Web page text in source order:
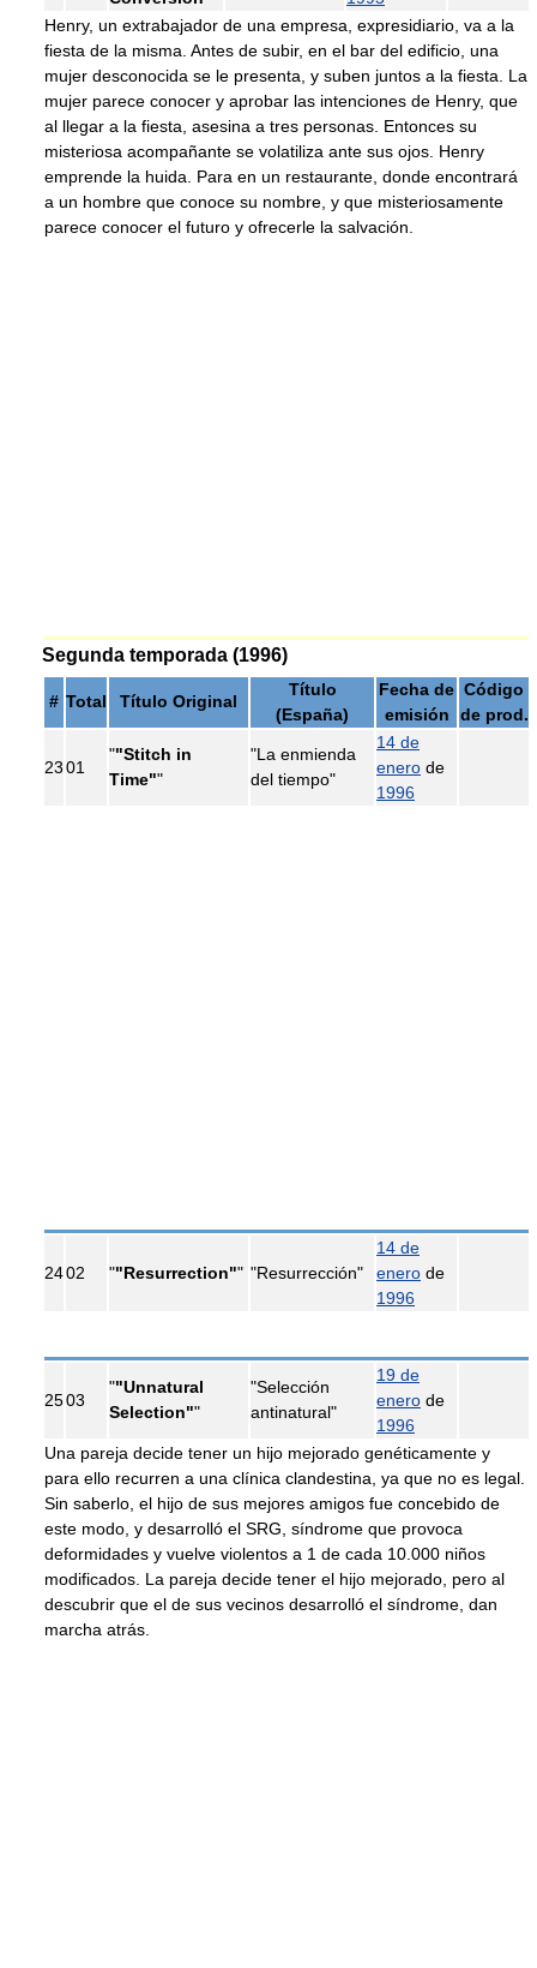
Henry, un extrabajador de una empresa, expresidiario, va a la
fiesta de la misma. Antes de subir, en el bar del edificio, una
mujer desconocida se le presenta, y suben juntos a la fiesta. La
mujer parece conocer y aprobar las intenciones de Henry, que
al llegar a la fiesta, asesina a tres personas. Entonces su
misteriosa acompañante se volatiliza ante sus ojos. Henry
emprende la huida. Para en un restaurante, donde encontrará
a un hombre que conoce su nombre, y que misteriosamente
parece conocer el futuro y ofrecerle la salvación.
Segunda temporada (1996)
# Total Título Original
Título
(España)
Fecha de
emisión
Código
de prod.
2301
""Stitch in
Time""
"La enmienda
del tiempo"
14 de
enero de
1996
2402 ""Resurrection"" "Resurrección"
14 de
enero de
1996
2503
""Unnatural
Selection""
"Selección
antinatural"
19 de
enero de
1996
Una pareja decide tener un hijo mejorado genéticamente y
para ello recurren a una clínica clandestina, ya que no es legal.
Sin saberlo, el hijo de sus mejores amigos fue concebido de
este modo, y desarrolló el SRG, síndrome que provoca
deformidades y vuelve violentos a 1 de cada 10.000 niños
modificados. La pareja decide tener el hijo mejorado, pero al
descubrir que el de sus vecinos desarrolló el síndrome, dan
marcha atrás.